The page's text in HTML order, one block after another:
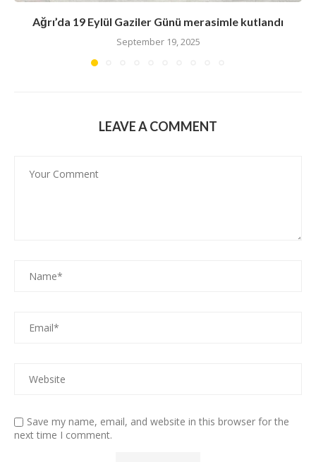
Ağrı’da 19 Eylül Gaziler Günü merasimle kutlandı
September 19, 2025
LEAVE A COMMENT
Save my name, email, and website in this browser for the
next time I comment.